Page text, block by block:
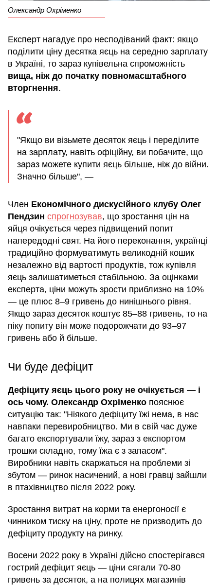
Олександр Охріменко
Експерт нагадує про несподіваний факт: якщо
поділити ціну десятка яєць на середню зарплату
в Україні, то зараз купівельна спроможність
вища, ніж до початку повномасштабного
вторгнення.
"Якщо ви візьмете десяток яєць і переділите
на зарплату, навіть офіційну, ви побачите, що
зараз можете купити яєць більше, ніж до війни.
Значно більше", —
Член Економічного дискусійного клубу Олег
Пендзин спрогнозував, що зростання цін на
яйця очікується через підвищений попит
напередодні свят. На його переконання, українці
традиційно формуватимуть великодній кошик
незалежно від вартості продуктів, тож купівля
яєць залишатиметься стабільною. За оцінками
експерта, ціни можуть зрости приблизно на 10%
— це плюс 8–9 гривень до нинішнього рівня.
Якщо зараз десяток коштує 85–88 гривень, то на
піку попиту він може подорожчати до 93–97
гривень або й більше.
Чи буде дефіцит
Дефіциту яєць цього року не очікується — і
ось чому. Олександр Охріменко пояснює
ситуацію так: "Ніякого дефіциту їжі нема, в нас
навпаки перевиробництво. Ми в свій час дуже
багато експортували їжу, зараз з експортом
трошки складно, тому їжа є з запасом".
Виробники навіть скаржаться на проблеми зі
збутом — ринок насичений, а нові гравці зайшли
в птахівництво після 2022 року.
Зростання витрат на корми та енергоносії є
чинником тиску на ціну, проте не призводить до
дефіциту продукту на ринку.
Восени 2022 року в Україні дійсно спостерігався
гострий дефіцит яєць — ціни сягали 70-80
гривень за десяток, а на полицях магазинів